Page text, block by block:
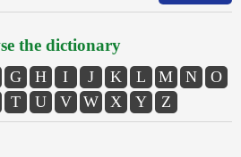
the dictionary
G H I J K L M N
O
T U V W X Y Z